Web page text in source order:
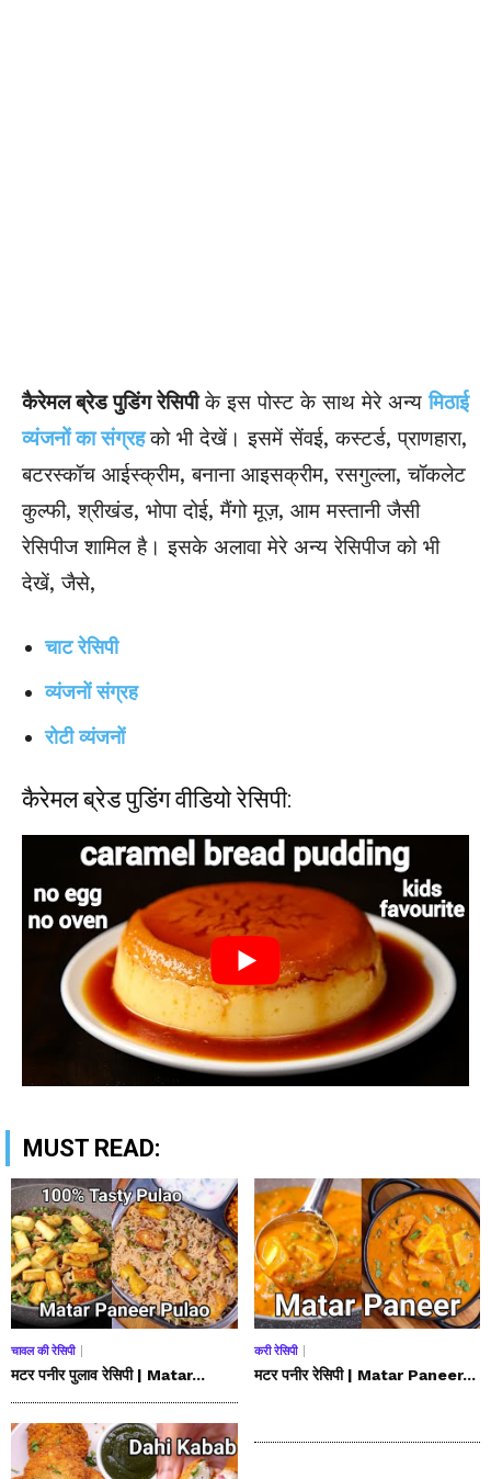
कैरेमल ब्रेड पुडिंग रेसिपीके इस पोस्ट के साथ मेरे अन्यमिठाई
व्यंजनों का संग्रहको भी देखें। इसमें सेंवई, कस्टर्ड, प्राणहारा,
बटरस्कॉच आईस्क्रीम, बनाना आइसक्रीम, रसगुल्ला, चॉकलेट
कुल्फी, श्रीखंड, भोपा दोई, मैंगो मूज़, आम मस्तानी जैसी
रेसिपीज शामिल है। इसके अलावा मेरे अन्य रेसिपीज को भी
देखें, जैसे,
चाट रेसिपी
व्यंजनों संग्रह
रोटी व्यंजनों
कैरेमल ब्रेड पुडिंग वीडियो रेसिपी:
MUST READ:
चावल की रेसिपी
मटर पनीर पुलाव रेसिपी | Matar...
करी रेसिपी
मटर पनीर रेसिपी | Matar Paneer...